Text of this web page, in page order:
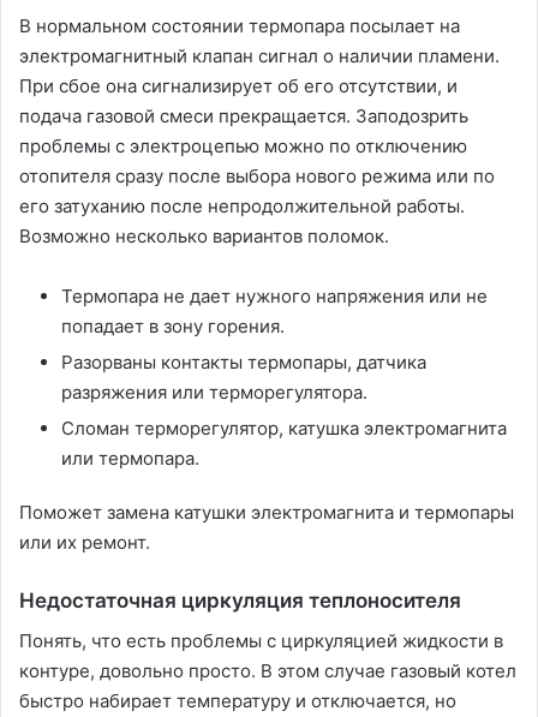
В нормальном состоянии термопара посылает на
электромагнитный клапан сигнал о наличии пламени.
При сбое она сигнализирует об его отсутствии, и
подача газовой смеси прекращается. Заподозрить
проблемы с электроцепью можно по отключению
отопителя сразу после выбора нового режима или по
его затуханию после непродолжительной работы.
Возможно несколько вариантов поломок.
Термопара не дает нужного напряжения или не
попадает в зону горения.
Разорваны контакты термопары, датчика
разряжения или терморегулятора.
Сломан терморегулятор, катушка электромагнита
или термопара.
Поможет замена катушки электромагнита и термопары
или их ремонт.
Недостаточная циркуляция теплоносителя
Понять, что есть проблемы с циркуляцией жидкости в
контуре, довольно просто. В этом случае газовый котел
быстро набирает температуру и отключается, но